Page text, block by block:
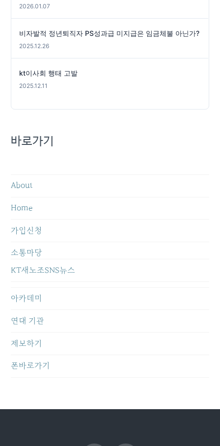
2026.01.07
비자발적 정년퇴직자 PS성과급 미지급은 임금체불 아닌가?
2025.12.26
kt이사회 행태 고발
2025.12.11
바로가기
About
Home
가입신청
소통마당
KT새노조SNS뉴스
아카데미
연대 기관
제보하기
폰바로가기